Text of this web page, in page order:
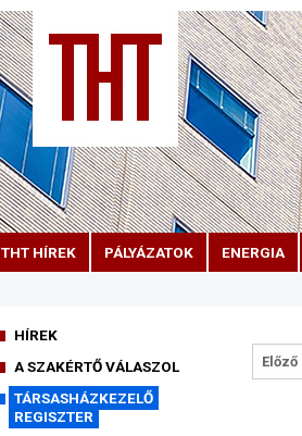
THT HÍREK PÁLYÁZATOK ENERGIA
HÍREK
A SZAKÉRTŐ VÁLASZOL
TÁRSASHÁZKEZELŐ
REGISZTER
Előző